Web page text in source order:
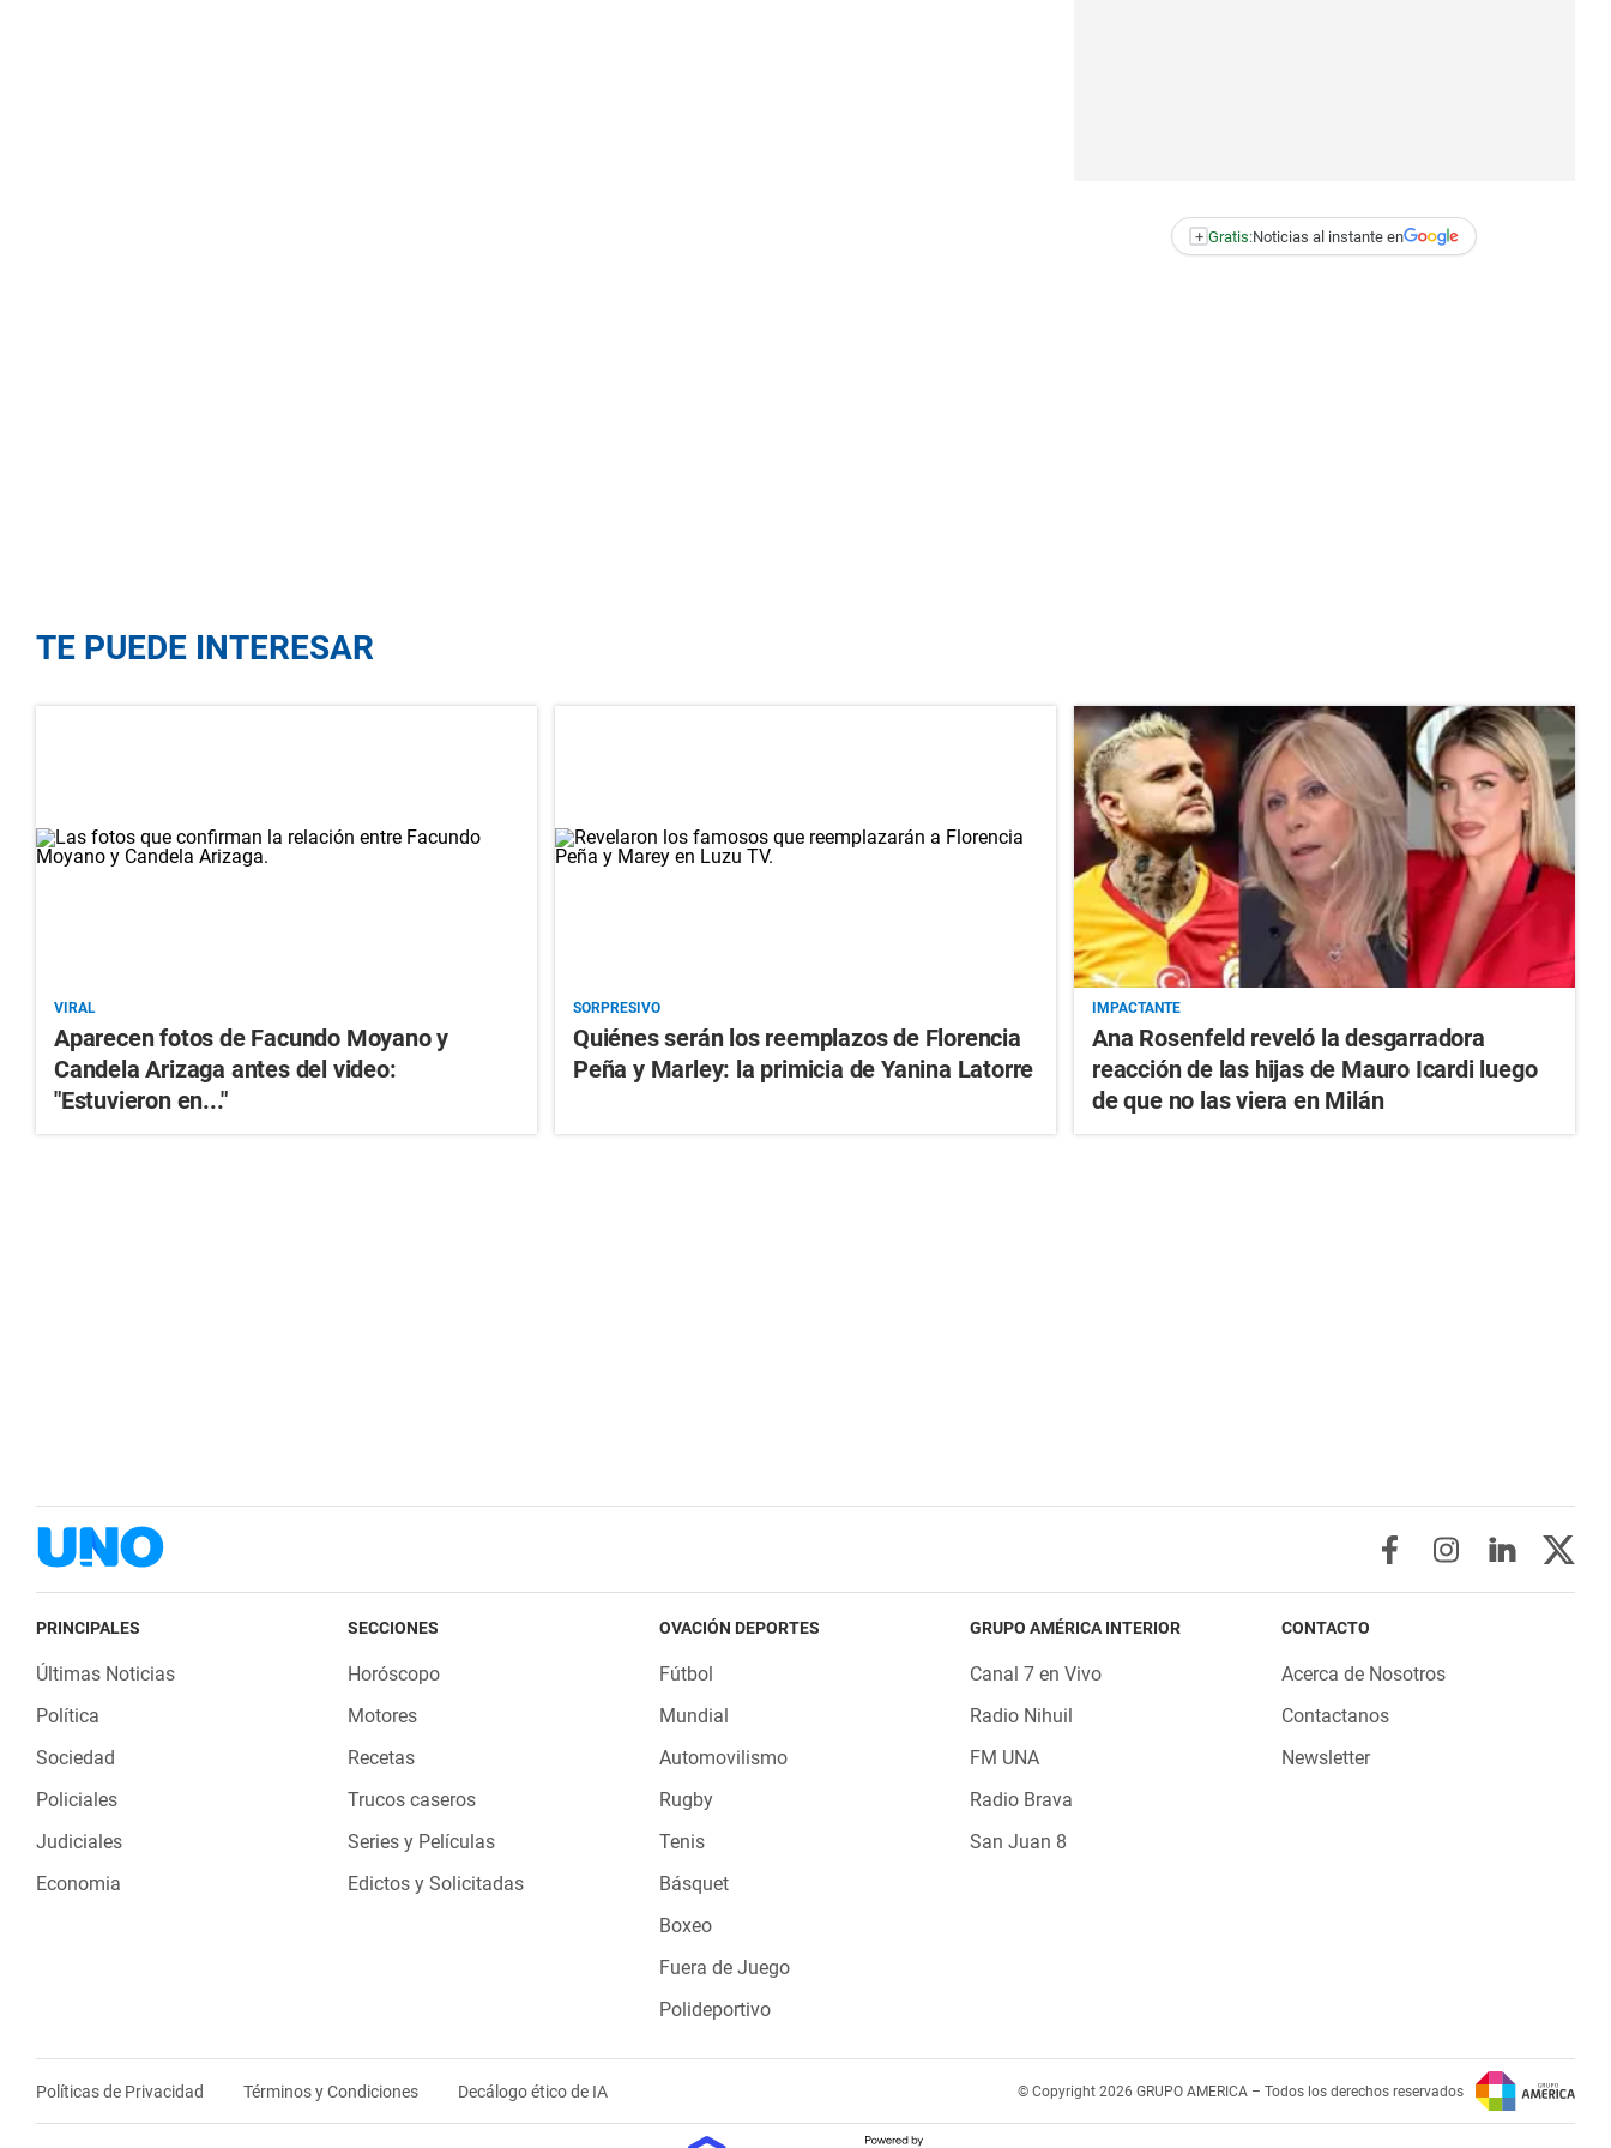
+ Gratis:Noticias al instante en
TE PUEDE INTERESAR
VIRAL
Aparecen fotos de Facundo Moyano y
Candela Arizaga antes del video:
"Estuvieron en..."
SORPRESIVO
Quiénes serán los reemplazos de Florencia
Peña y Marley: la primicia de Yanina Latorre
IMPACTANTE
Ana Rosenfeld reveló la desgarradora
reacción de las hijas de Mauro Icardi luego
de que no las viera en Milán
PRINCIPALES
Últimas Noticias
Política
Sociedad
Policiales
Judiciales
Economia
SECCIONES
Horóscopo
Motores
Recetas
Trucos caseros
Series y Películas
Edictos y Solicitadas
OVACIÓN DEPORTES
Fútbol
Mundial
Automovilismo
Rugby
Tenis
Básquet
Boxeo
Fuera de Juego
Polideportivo
GRUPO AMÉRICA INTERIOR
Canal 7 en Vivo
Radio Nihuil
FM UNA
Radio Brava
San Juan 8
CONTACTO
Acerca de Nosotros
Contactanos
Newsletter
Políticas de Privacidad Términos y Condiciones Decálogo ético de IA © Copyright 2026 GRUPO AMERICA – Todos los derechos reservados